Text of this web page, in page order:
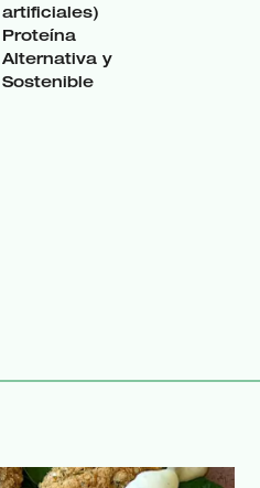
artificiales)
Proteína
Alternativa y
Sostenible